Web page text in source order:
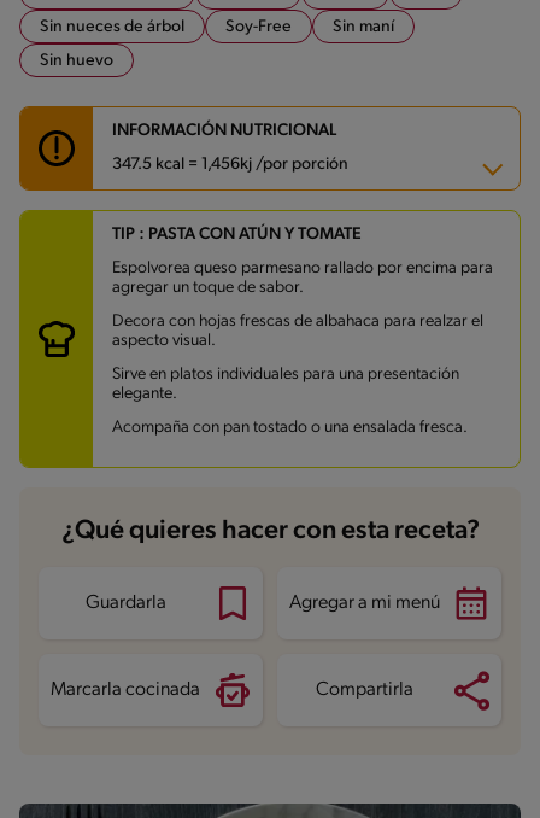
Sin nueces de árbol
Soy-Free
Sin maní
Sin huevo
INFORMACIÓN NUTRICIONAL
347.5 kcal = 1,456kj /por porción
Carbohidratos 49.2 g
Energía 347.5 kcal
Grasas 5.1 g
Fibra
Proteína 23.7 g
Grasas saturadas
Azúcares 2.1 g
TIP : PASTA CON ATÚN Y TOMATE
Espolvorea queso parmesano rallado por encima para
agregar un toque de sabor.
Decora con hojas frescas de albahaca para realzar el
aspecto visual.
Sirve en platos individuales para una presentación
elegante.
Acompaña con pan tostado o una ensalada fresca.
¿Qué quieres hacer con esta receta?
Guardarla Agregar a mi menú
Marcarla cocinada Compartirla